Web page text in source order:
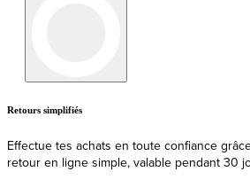
Retours simplifiés
Effectue tes achats en toute confiance
retour en ligne simple, valable pendant 30